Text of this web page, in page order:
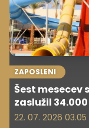
ZAPOSLENI
Šest mesecev
zaslužil
22. 07. 2026 03.05